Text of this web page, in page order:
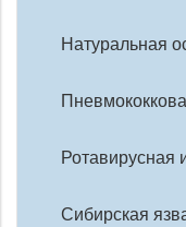
Натуральная
Ротавирусная
Сибирская